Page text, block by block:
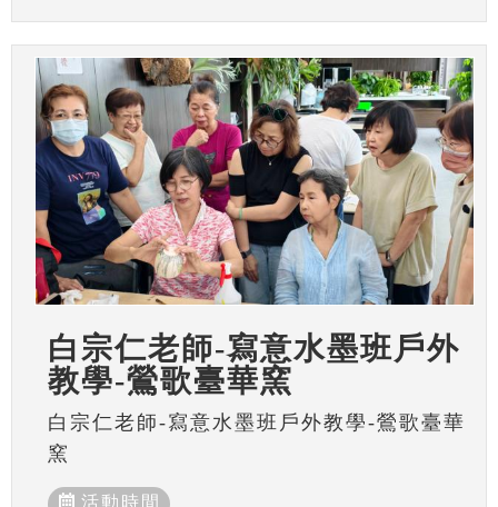
白宗仁老師-寫意水墨班戶外
教學-鶯歌臺華窯
白宗仁老師-寫意水墨班戶外教學-鶯歌臺華
窯
活動時間